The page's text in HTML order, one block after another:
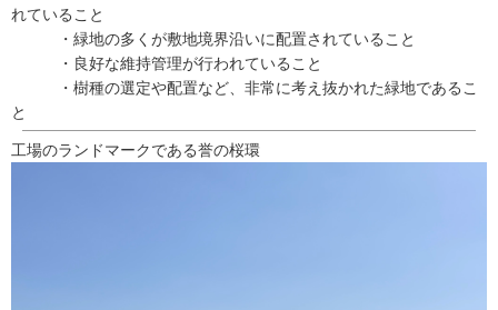
れていること
・緑地の多くが敷地境界沿いに配置されていること
・良好な維持管理が行われていること
・樹種の選定や配置など、非常に考え抜かれた緑地であるこ
と
工場のランドマークである誉の桜環